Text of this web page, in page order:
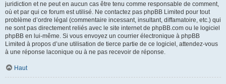
juridiction et ne peut en aucun cas être tenu comme responsable de comment,
où et par qui ce forum est utilisé. Ne contactez pas phpBB Limited pour tout
problème d’ordre légal (commentaire incessant, insultant, diffamatoire, etc.) qui
ne sont pas directement reliés avec le site internet de phpBB.com ou le logiciel
phpBB en lui-même. Si vous envoyez un courrier électronique à phpBB
Limited à propos d’une utilisation de tierce partie de ce logiciel, attendez-vous
à une réponse laconique ou à ne pas recevoir de réponse.
Haut